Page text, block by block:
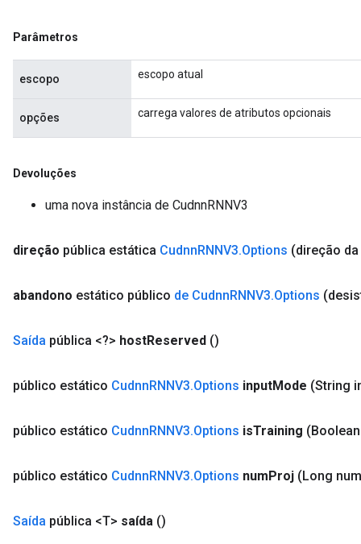
Parâmetros
escopo escopo atual
opções carrega valores de atributos opcionais
Devoluções
uma nova instância de CudnnRNNV3
direção pública estática CudnnRNNV3.Options (direção
abandono estático público de CudnnRNNV3.Options
Saída pública <?> hostReserved ()
público estático CudnnRNNV3.Options inputMode (String
público estático CudnnRNNV3.Options isTraining
público estático CudnnRNNV3.Options numProj (Long num
Saída pública <T> saída ()